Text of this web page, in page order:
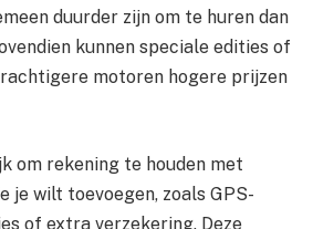
duurder zijn om te huren dan
kunnen speciale edities of
motoren hogere prijzen
om rekening te houden met
je wilt toevoegen, zoals GPS-
of extra verzekering. Deze